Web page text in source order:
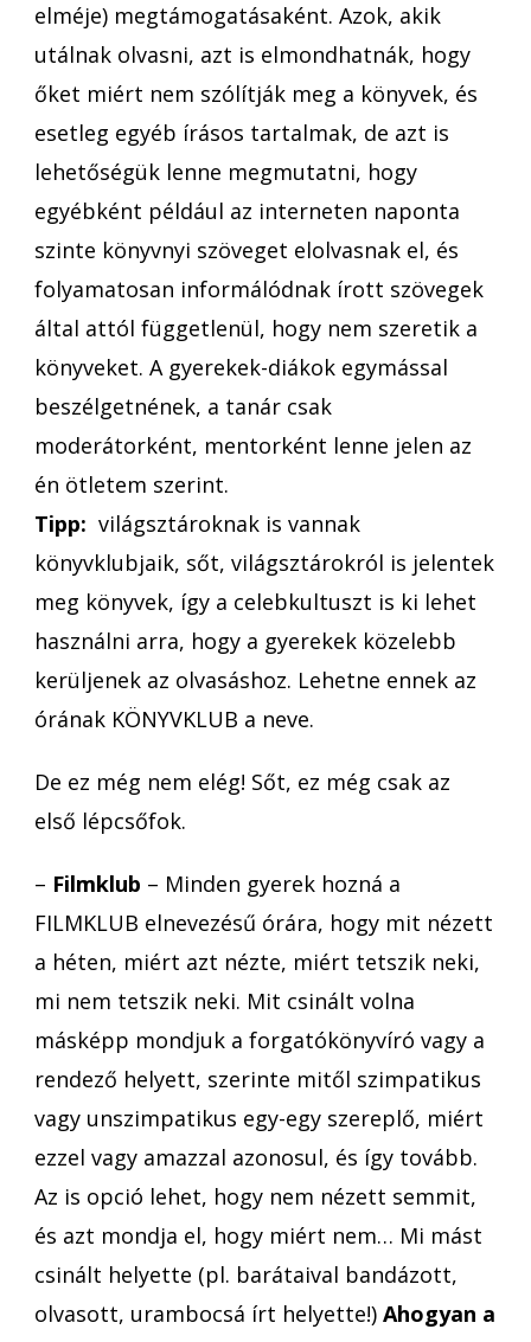
elméje) megtámogatásaként. Azok, akik
utálnak olvasni, azt is elmondhatnák, hogy
őket miért nem szólítják meg a könyvek, és
esetleg egyéb írásos tartalmak, de azt is
lehetőségük lenne megmutatni, hogy
egyébként például az interneten naponta
szinte könyvnyi szöveget elolvasnak el, és
folyamatosan informálódnak írott szövegek
által attól függetlenül, hogy nem szeretik a
könyveket. A gyerekek-diákok egymással
beszélgetnének, a tanár csak
moderátorként, mentorként lenne jelen az
én ötletem szerint.
Tipp: világsztároknak is vannak
könyvklubjaik, sőt, világsztárokról is jelentek
meg könyvek, így a celebkultuszt is ki lehet
használni arra, hogy a gyerekek közelebb
kerüljenek az olvasáshoz. Lehetne ennek az
órának KÖNYVKLUB a neve.
De ez még nem elég! Sőt, ez még csak az
első lépcsőfok.
– Filmklub – Minden gyerek hozná a
FILMKLUB elnevezésű órára, hogy mit nézett
a héten, miért azt nézte, miért tetszik neki,
mi nem tetszik neki. Mit csinált volna
másképp mondjuk a forgatókönyvíró vagy a
rendező helyett, szerinte mitől szimpatikus
vagy unszimpatikus egy-egy szereplő, miért
ezzel vagy amazzal azonosul, és így tovább.
Az is opció lehet, hogy nem nézett semmit,
és azt mondja el, hogy miért nem… Mi mást
csinált helyette (pl. barátaival bandázott,
olvasott, urambocsá írt helyette!) Ahogyan a